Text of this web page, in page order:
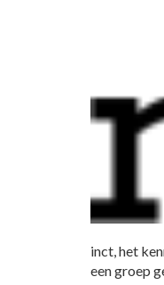
inct, het
een groep